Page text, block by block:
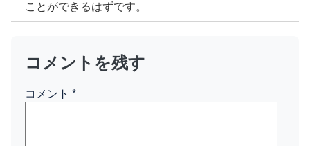
ことができるはずです。
コメントを残す
コメント *